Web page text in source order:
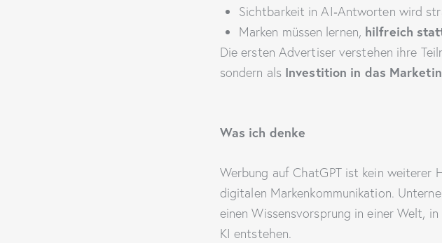
Sichtbarkeit in AI‑Antworten wird
Marken müssen lernen, hilfreich
Die ersten Advertiser verstehen ihre
sondern als Investition in das
Was ich denke
Werbung auf ChatGPT ist kein weiterer
digitalen Markenkommunikation.
einen Wissensvorsprung in einer Welt,
KI entstehen.